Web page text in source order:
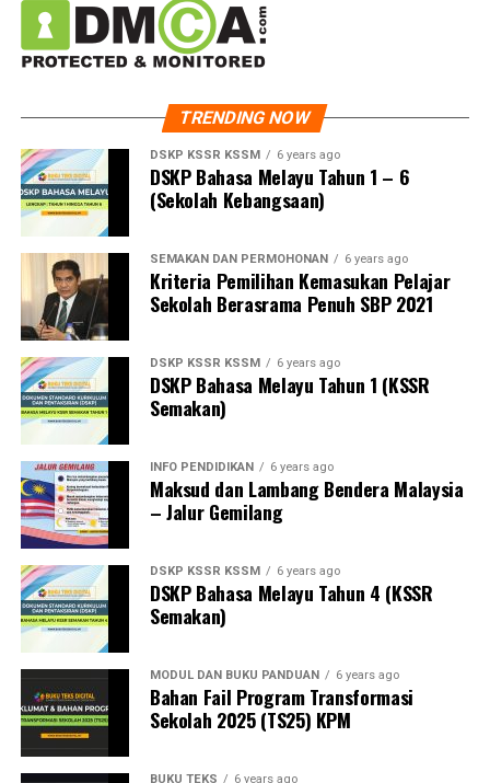
TRENDING NOW
DSKP KSSR KSSM 6 years ago
DSKP Bahasa Melayu Tahun 1 – 6
(Sekolah Kebangsaan)
SEMAKAN DAN PERMOHONAN 6 years ago
Kriteria Pemilihan Kemasukan Pelajar
Sekolah Berasrama Penuh SBP 2021
DSKP KSSR KSSM 6 years ago
DSKP Bahasa Melayu Tahun 1 (KSSR
Semakan)
INFO PENDIDIKAN 6 years ago
Maksud dan Lambang Bendera Malaysia
– Jalur Gemilang
DSKP KSSR KSSM 6 years ago
DSKP Bahasa Melayu Tahun 4 (KSSR
Semakan)
MODUL DAN BUKU PANDUAN 6 years ago
Bahan Fail Program Transformasi
Sekolah 2025 (TS25) KPM
BUKU TEKS 6 years ago